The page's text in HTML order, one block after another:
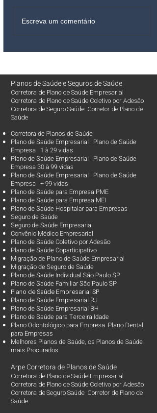
Escreva um comentário
Planos de SaúdeeSeguros de Saúde
Corretora de Plano de Saúde Empresarial
Corretora de Plano de Saúde Coletivo por Adesão
Corretora de Seguro Saúde Corretor de Plano de
Saúde
Corretora de Planos de Saúde
Plano de Saúde Empresarial Plano de Saúde
Empresa 1 à 29 vidas
Plano de Saúde Empresarial Plano de Saúde
Empresa 30 à 99 vidas ​
Plano de Saúde Empresarial Plano de Saúde
Empresa + 99 vidas
Plano de Saúde para Empresa PME
Plano de Saúde para Empresa MEI
Plano de Saúde Hospitalar para Empresas
Seguro de Saúde
Seguro de Saúde Empresarial
Convênio Médico Empresarial
Plano de Saúde Coletivo por Adesão
Plano de Saúde Coparticipativo
Migração de Plano de Saúde Empresarial
Migração de Seguro de Saúde
Plano de Saúde Individual São Paulo SP
Plano de Saúde Familiar São Paulo SP
Plano de Saúde Empresarial SP
Plano de Saúde Empresarial RJ
Plano de Saúde Empresarial BH
Plano de Saúde para Terceira Idade
Plano Odontológico para Empresa Plano Dental
para Empresas
Melhores Planos de Saúde, os Planos de Saúde
mais Procurados​
Arpe Corretora de Planos de Saúde
Corretora de Plano de Saúde Empresarial
Corretora de Plano de Saúde Coletivo por Adesão
Corretora de Seguro Saúde Corretor de Plano de
Saúde